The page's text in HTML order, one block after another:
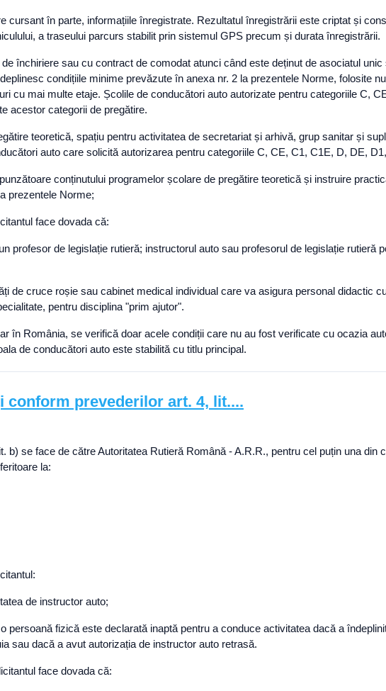
în parte, informațiile înregistrate. Rezultatul înregistrării este criptat și
a traseului parcurs stabilit prin sistemul GPS precum și durata înregistrării.
închiriere sau cu contract de comodat atunci când este deținut de asociatul
condițiile minime prevăzute în anexa nr. 2 la prezentele Norme, folosite
cu mai multe etaje. Școlile de conducători auto autorizate pentru categoriile C,
acestor categorii de pregătire.
teoretică, spațiu pentru activitatea de secretariat și arhivă, grup sanitar și
auto care solicită autorizarea pentru categoriile C, CE, C1, C1E, D, DE,
conținutului programelor școlare de pregătire teoretică și instruire
prezentele Norme;
face dovada că:
profesor de legislație rutieră; instructorul auto sau profesorul de legislație rutieră
de cruce roșie sau cabinet medical individual care va asigura personal didactic
pentru disciplina "prim ajutor".
în România, se verifică doar acele condiții care nu au fost verificate cu ocazia
de conducători auto este stabilită cu titlu principal.
prevederilor art. 4, lit....
se face de către Autoritatea Rutieră Română - A.R.R., pentru cel puțin una din
la:
de instructor auto;
persoană fizică este declarată inaptă pentru a conduce activitatea dacă a
sau dacă a avut autorizația de instructor auto retrasă.
face dovada că: